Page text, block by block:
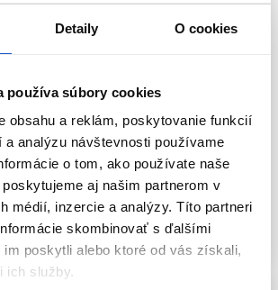
Detaily O cookies
používa súbory cookies
obsahu a reklám, poskytovanie funkcií
a analýzu návštevnosti používame
o tom, ako používate naše
aj našim partnerom v
médií, inzercie a analýzy. Títo partneri
skombinovať s ďalšími
im poskytli alebo ktoré od vás získali,
ich služby.
na
Reuzel Refresh bezoplachový
Reuzel
Kadernícke potreby
14.20 €
Mám záujem